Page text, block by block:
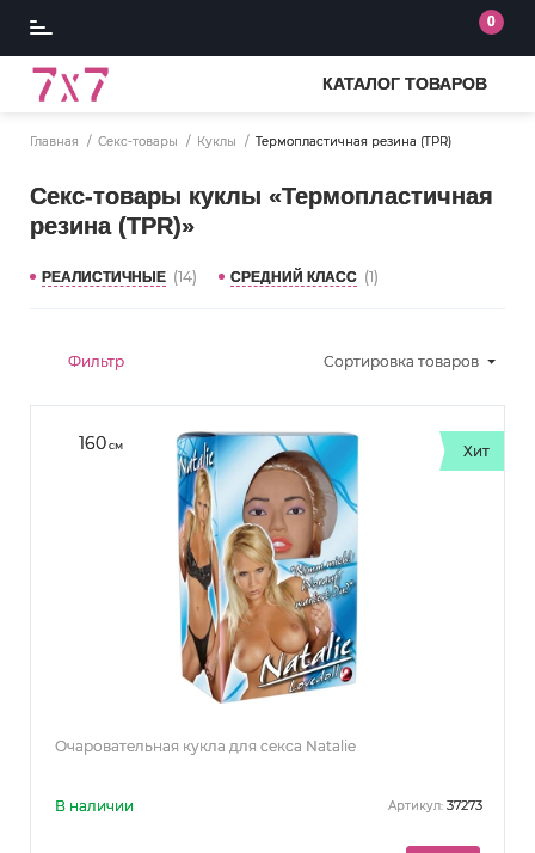
0
КАТАЛОГ ТОВАРОВ
Главная Секс-товары Куклы Термопластичная резина (TPR)
Секс-товары куклы «Термопластичная
резина (TPR)»
РЕАЛИСТИЧНЫЕ (14) СРЕДНИЙ КЛАСС (1)
Фильтр Сортировка товаров
160см Хит
Очаровательная кукла для секса Natalie
В наличии Артикул: 37273